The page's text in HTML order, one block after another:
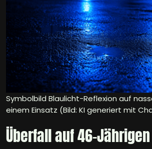
Symbolbild Blaulicht-Reflexion auf
einem Einsatz (Bild: KI generiert mit
Überfall auf 46-